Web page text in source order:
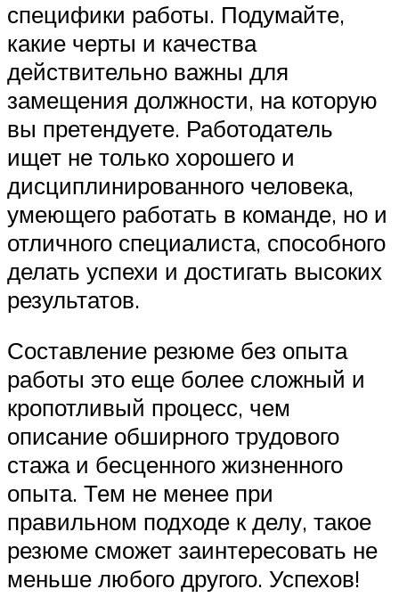
специфики работы. Подумайте,
какие черты и качества
действительно важны для
замещения должности, на которую
вы претендуете. Работодатель
ищет не только хорошего и
дисциплинированного человека,
умеющего работать в команде, но и
отличного специалиста, способного
делать успехи и достигать высоких
результатов.
Составление резюме без опыта
работы это еще более сложный и
кропотливый процесс, чем
описание обширного трудового
стажа и бесценного жизненного
опыта. Тем не менее при
правильном подходе к делу, такое
резюме сможет заинтересовать не
меньше любого другого. Успехов!